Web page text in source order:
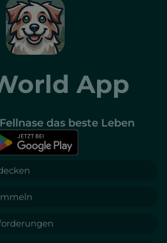
App
das beste Leben